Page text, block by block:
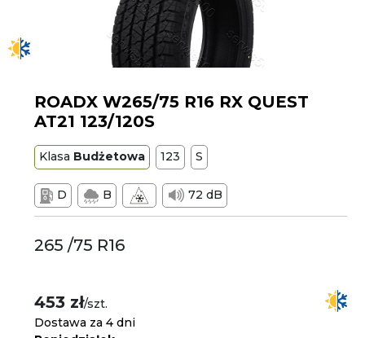
ROADX W265/75 R16 RX QUEST
AT21 123/120S
Klasa Budżetowa 123 S
D B 72 dB
265 /75 R16
453 zł/szt.
Dostawa za 4 dni